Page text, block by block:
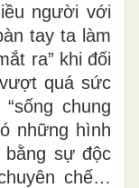
người với
tay ta làm
ra” khi đối
quá sức
chung
những hình
bằng sự độc
chế…